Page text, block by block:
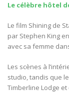
Le célèbre hôtel
Le film Shining de
par Stephen King
avec sa femme
Les scènes à
studio, tandis que
Timberline Lodge